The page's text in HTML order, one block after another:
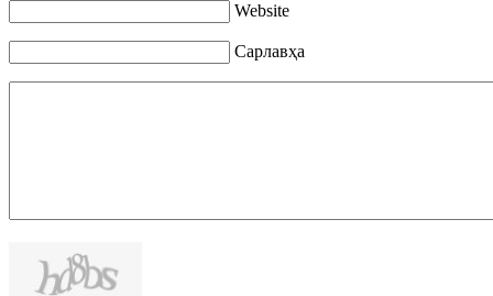
Website
Сарлавҳа